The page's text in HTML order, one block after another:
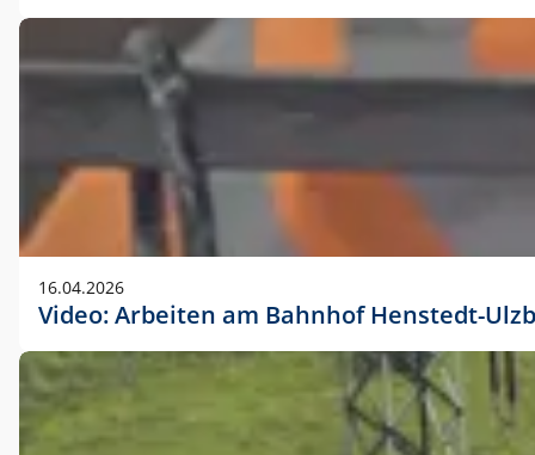
16.04.2026
Video: Arbeiten am Bahnhof Henstedt-